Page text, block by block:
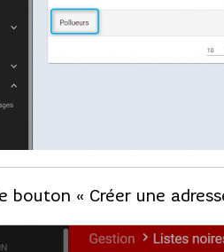
bouton « Créer une